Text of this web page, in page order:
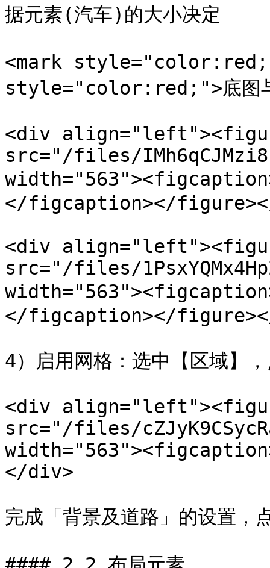
据元素(汽车)的大小决定
<mark
style="color:red;">底图与
<div
src="/files/
</figcaption></
<div
src="/files/
</figcaption></
4）启用网格：选中【区域】
<div
src="/files/
</div>
完成「背景及道路」的设置，